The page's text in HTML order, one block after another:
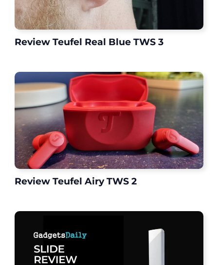
Review Teufel Real Blue TWS 3
Review Teufel Airy TWS 2